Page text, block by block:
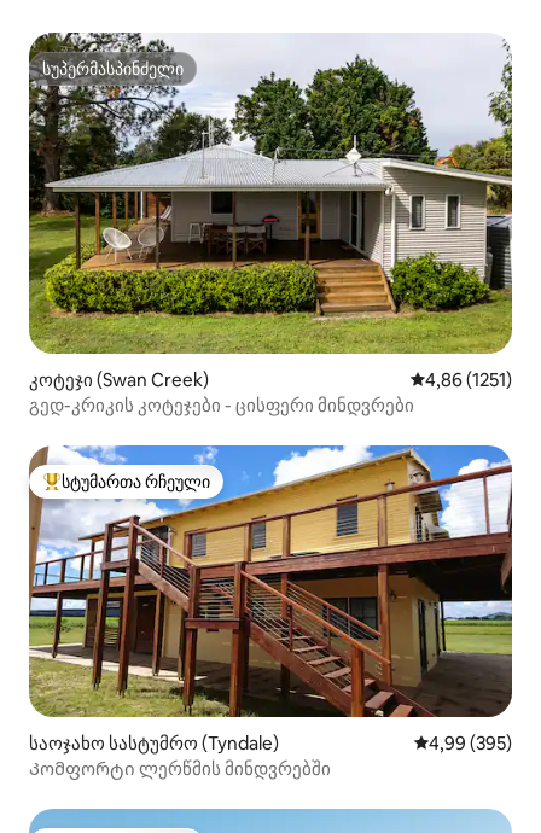
სუპერმასპინძელი
სუპერმასპინძელი
კოტეჯი (Swan Creek) საშუალო
4,86 (1251)
გედ-კრიკის კოტეჯები - ცისფერი მინდვრები
სტუმართა რჩეული მოწინავე ვარიანტი
სტუმართა რჩეული
საოჯახო სასტუმრო (Tyndale) საშუალო
4,99 (395)
Კომფორტი ლერწმის მინდვრებში